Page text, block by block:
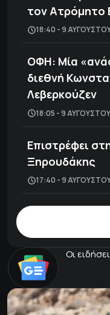
τον Ατρόμητο
18:40 - 9
ΟΦΗ: Μία
διεθνή
Λεβερκούζεν
18:05 - 9 ΑΥΓΟΎΣΤΟΥ
Επιστρέφει
Ξηρουδάκης
17:40 - 9
Οι